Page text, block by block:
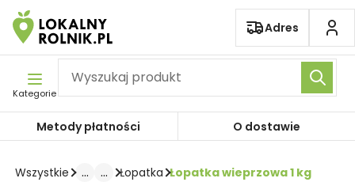
Pomiń nawigację
Adres
Kategorie
Metody płatności O dostawie
Wszystkie ... ... Łopatka Łopatka wieprzowa 1 kg